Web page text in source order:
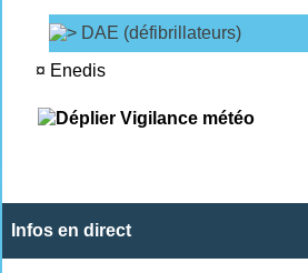
DAE (défibrillateurs)
¤ Enedis
Vigilance météo
Infos en direct